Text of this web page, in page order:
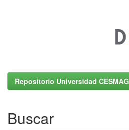
Repositorio Universidad CESMAG
Buscar